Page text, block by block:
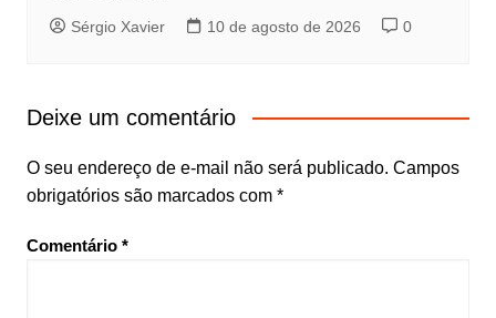
Sérgio Xavier 10 de agosto de 2026 0
Deixe um comentário
O seu endereço de e-mail não será publicado. Campos
obrigatórios são marcados com *
Comentário *